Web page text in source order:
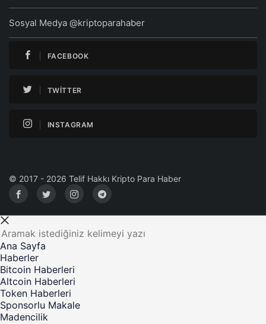
Sosyal Medya @kriptoparahaber
FACEBOOK
TWITTER
INSTAGRAM
© 2017 - 2026 Telif Hakkı Kripto Para Haber
Ana Sayfa
Haberler
Bitcoin Haberleri
Altcoin Haberleri
Token Haberleri
Sponsorlu Makale
Madencilik